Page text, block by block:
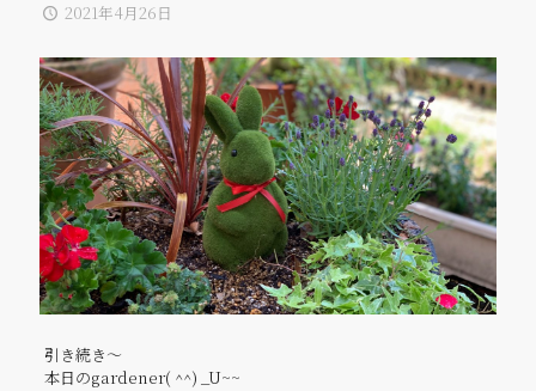
2021年4月26日
引き続き～
本日のgardener( ^^) _U~~